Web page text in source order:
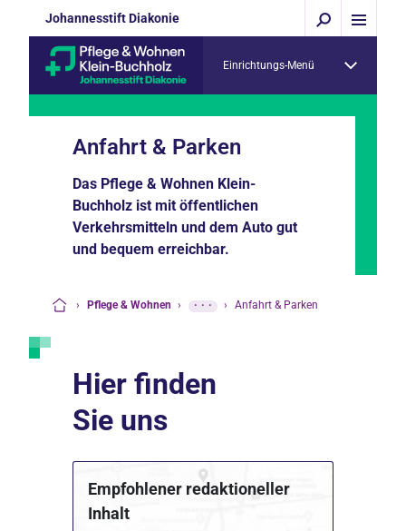
Johannesstift Diakonie
Einrichtungs-Menü
Anfahrt & Parken
Das Pflege & Wohnen Klein-
Buchholz ist mit öffentlichen
Verkehrsmitteln und dem Auto gut
und bequem erreichbar.
› Pflege & Wohnen › ··· › Anfahrt & Parken
Hier finden
Sie uns
Empfohlener redaktioneller
Inhalt